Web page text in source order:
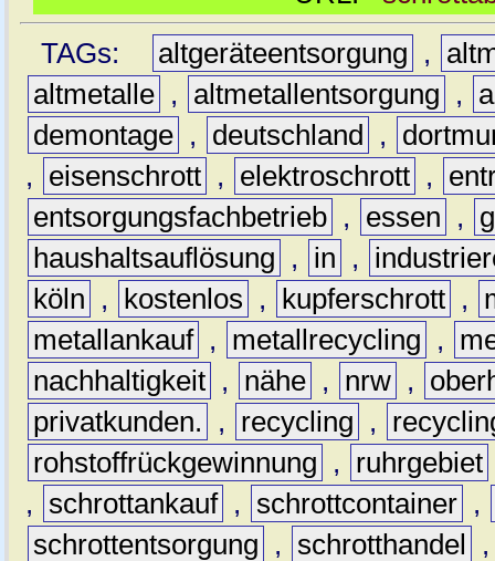
TAGs:
altgeräteentsorgung ,
altmetalle , altmetallentsorgung ,
demontage , deutschland ,
,
eisenschrott , elektroschrott ,
entsorgungsfachbetrieb , essen ,
haushaltsauflösung
, in ,
köln
, kostenlos , kupferschrott ,
metallankauf , metallrecycling ,
nachhaltigkeit , nähe , nrw ,
privatkunden.
, recycling ,
rohstoffrückgewinnung
, ruhrgebiet
,
schrottankauf , schrottcontainer ,
schrottentsorgung
, schrotthandel